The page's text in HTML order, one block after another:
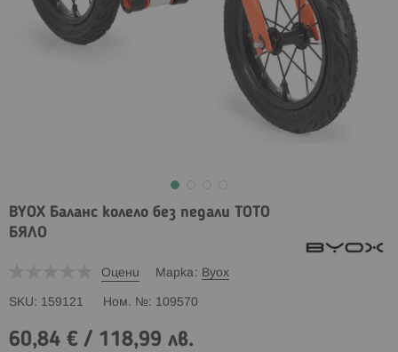
BYOX Баланс колело без педали TOTO
БЯЛО
Оцени Марка Byox
SKU 159121 Ном. № 109570
60,84 € / 118,99 лв.